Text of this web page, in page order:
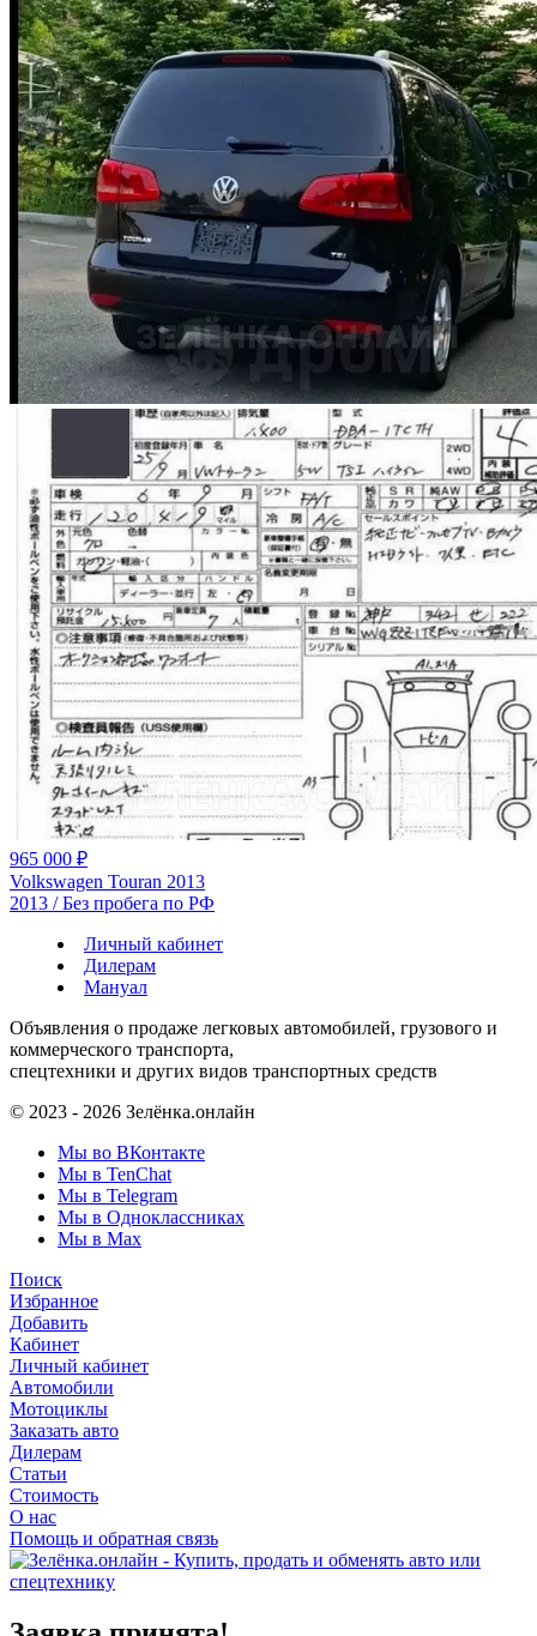
965 000 ₽
Volkswagen Touran 2013
2013 / Без пробега по РФ
Личный кабинет
Дилерам
Мануал
Объявления о продаже легковых автомобилей, грузового и
коммерческого транспорта,
спецтехники и других видов транспортных средств
© 2023 - 2026 Зелёнка.онлайн
Мы во ВКонтакте
Мы в TenChat
Мы в Telegram
Мы в Одноклассниках
Мы в Max
Поиск
Избранное
Добавить
Кабинет
Личный кабинет
Автомобили
Мотоциклы
Заказать авто
Дилерам
Статьи
Стоимость
О нас
Помощь и обратная связь